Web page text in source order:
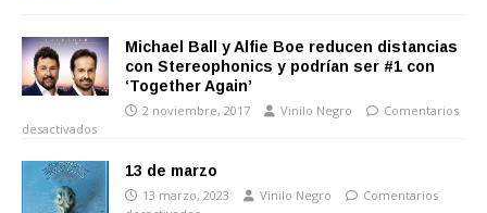
Michael Ball y Alfie Boe reducen distancias
con Stereophonics y podrían ser #1 con
‘Together Again’
2 noviembre, 2017 Vinilo Negro
Comentarios
desactivados
13 de marzo
13 marzo, 2023 Vinilo Negro
Comentarios